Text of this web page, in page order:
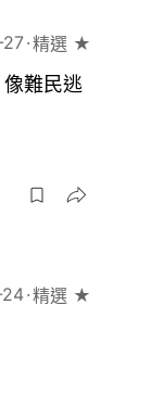
精選 ★
難民逃
精選 ★